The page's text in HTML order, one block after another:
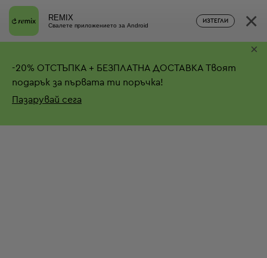
REMIX
Свалете приложението за Android
ИЗТЕГЛИ ×
-20% ОТСТЪПКА + БЕЗПЛАТНА ДОСТАВКА Твоят
подарък за първата ти поръчка!
Пазарувай сега
×